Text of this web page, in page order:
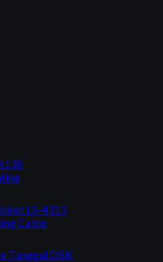
LS-4315
Tunggal DBK